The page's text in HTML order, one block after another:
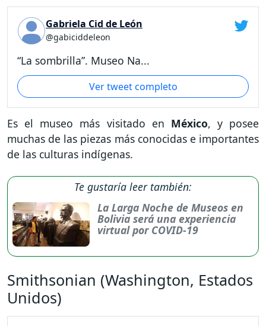
Gabriela Cid de León
@gabiciddeleon
“La sombrilla”. Museo Na...
Ver tweet completo
Es el museo más visitado en México, y posee
muchas de las piezas más conocidas e importantes
de las culturas indígenas.
Te gustaría leer también:
La Larga Noche de Museos en
Bolivia será una experiencia
virtual por COVID-19
Smithsonian (Washington, Estados
Unidos)